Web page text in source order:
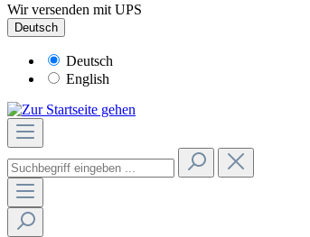
Wir versenden mit UPS
Deutsch
Deutsch
English